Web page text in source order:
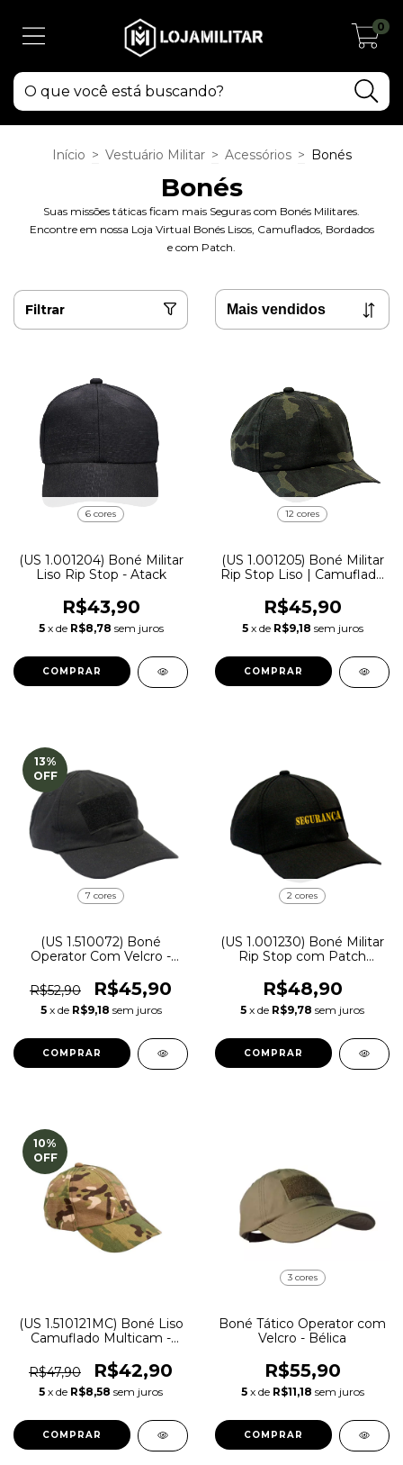
0
Início > Vestuário Militar > Acessórios > Bonés
Bonés
Suas missões táticas ficam mais Seguras com Bonés Militares.
Encontre em nossa Loja Virtual Bonés Lisos, Camuflados, Bordados
e com Patch.
Filtrar
6 cores
(US 1.001204) Boné Militar
Liso Rip Stop - Atack
R$43,90
5 x de R$8,78 sem juros
COMPRAR
12 cores
(US 1.001205) Boné Militar
Rip Stop Liso | Camuflado
R$45,90
5 x de R$9,18 sem juros
COMPRAR
13%
OFF
7 cores
(US 1.510072) Boné
Operator Com Velcro -
R$52,90
R$45,90
5 x de R$9,18 sem juros
COMPRAR
2 cores
(US 1.001230) Boné Militar
Rip Stop com Patch
Preta - Atack
R$48,90
5 x de R$9,78 sem juros
COMPRAR
10%
OFF
(US 1.510121MC) Boné Liso
Camuflado Multicam -
R$47,90
R$42,90
5 x de R$8,58 sem juros
3 cores
Boné Tático Operator com
Velcro - Bélica
R$55,90
5 x de R$11,18 sem juros
COMPRAR